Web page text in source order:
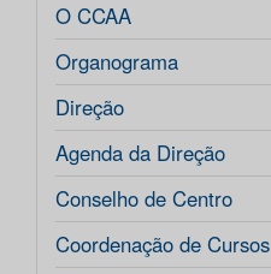
O CCAA
Organograma
Direção
Agenda da Direção
Conselho de Centro
Coordenação de Cursos